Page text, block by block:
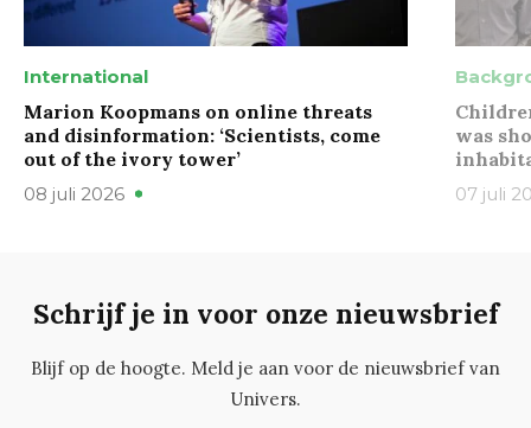
International
Marion Koopmans on online threats
and disinformation: ‘Scientists, come
out of the ivory tower’
08 juli 2026
was
07 juli
Schrijf je in voor onze nieuwsbrief
Blijf op de hoogte. Meld je aan voor de nieuwsbrief van
Univers.